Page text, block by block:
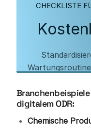
CHECKLISTE
Laden Sie
loszulegen, und
digitalem ODR:
Chemische